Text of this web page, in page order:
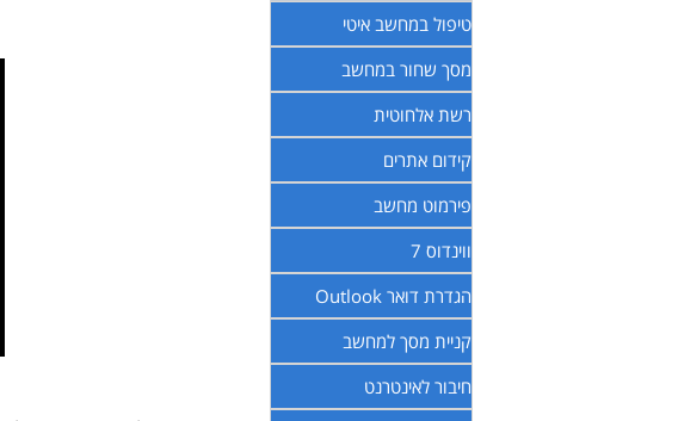
טיפול במחשב איטי
מסך שחור במחשב
רשת אלחוטית
קידום אתרים
פירמוט מחשב
ווינדוס 7
הגדרת דואר Outlook
קניית מסך למחשב
חיבור לאינטרנט